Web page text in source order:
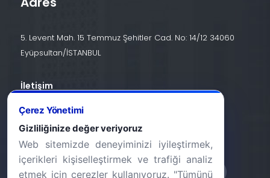
5. Levent Mah. 15 Temmuz Şehitler Cad. No: 14/12 34060
Eyüpsultan/İSTANBUL
İletişim
info@halic.edu.tr
Çerez Yönetimi
Gizliliğinize değer veriyoruz
Web sitemizde deneyiminizi iyileştirmek,
içerikleri kişiselleştirmek ve trafiği analiz
etmek için çerezler kullanıyoruz. "Tümünü